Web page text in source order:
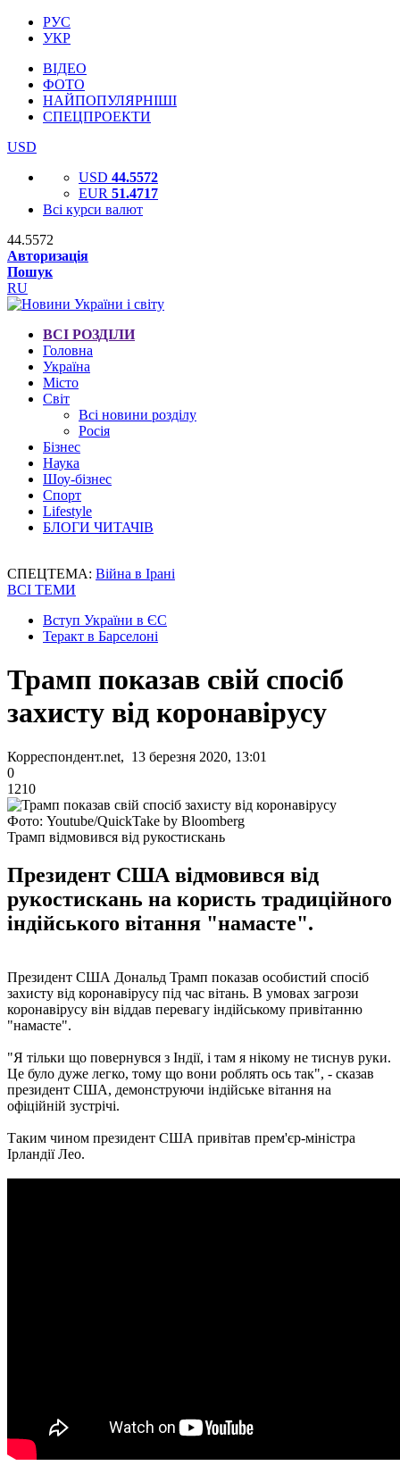
РУС
УКР
ВІДЕО
ФОТО
НАЙПОПУЛЯРНІШІ
СПЕЦПРОЕКТИ
USD
USD 44.5572
EUR 51.4717
Всі курси валют
44.5572
Авторизація
Пошук
RU
ВСІ РОЗДІЛИ
Головна
Україна
Місто
Світ
Всі новини розділу
Росія
Бізнес
Наука
Шоу-бізнес
Спорт
Lifestyle
БЛОГИ ЧИТАЧІВ
СПЕЦТЕМА: Війна в Ірані
ВСІ ТЕМИ
Вступ України в ЄС
Теракт в Барселоні
Трамп показав свій спосіб
захисту від коронавірусу
Корреспондент.net, 13 березня 2020, 13:01
0
1210
Фото: Youtube/QuickTake by Bloomberg
Трамп відмовився від рукостискань
Президент США відмовився від
рукостискань на користь традиційного
індійського вітання "намасте".
Президент США Дональд Трамп показав особистий спосіб
захисту від коронавірусу під час вітань. В умовах загрози
коронавірусу він віддав перевагу індійському привітанню
"намасте".
"Я тільки що повернувся з Індії, і там я нікому не тиснув руки.
Це було дуже легко, тому що вони роблять ось так", - сказав
президент США, демонструючи індійське вітання на
офіційній зустрічі.
Таким чином президент США привітав прем'єр-міністра
Ірландії Лео.